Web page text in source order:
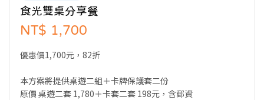
食光雙桌分享餐
NT$ 1,700
優惠價1,700元，82折
本方案將提供桌遊二組＋卡牌保護套二份
原價 桌遊二套 1,780＋卡套二套 198元，含郵資